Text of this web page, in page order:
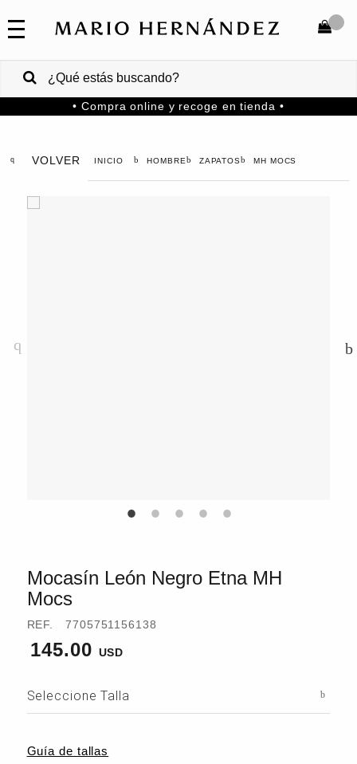
COLECCIONES
VENTAS
CORPORATIVAS
COMPRAR
• Compra online y recoge en tienda •
VOLVER HOMBRE ZAPATOS MH MOCS
Mocasín León Negro Etna MH
Mocs
REF. 7705751156138
145.00
Seleccione Talla
Guía de tallas